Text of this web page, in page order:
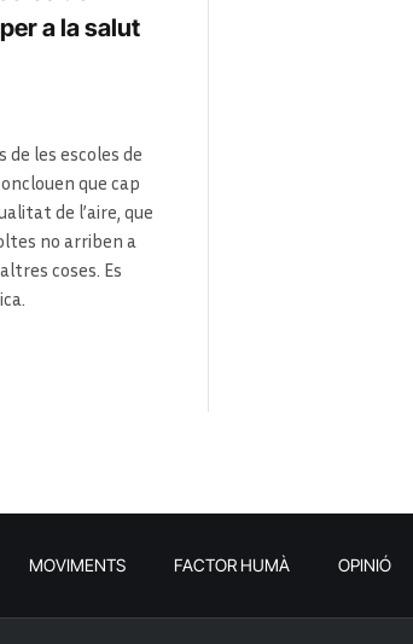
a la salut
de les escoles de
que cap
de l’aire, que
no arriben a
coses. Es
MOVIMENTS FACTOR HUMÀ OPINIÓ